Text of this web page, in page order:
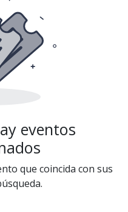
eventos
que coincida con sus